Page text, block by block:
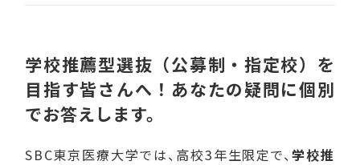
学校推薦型選抜（公募制・指定校）を
目指す皆さんへ！あなたの疑問に個別
でお答えします。
SBC東京医療大学では、高校3年生限定で、学校推